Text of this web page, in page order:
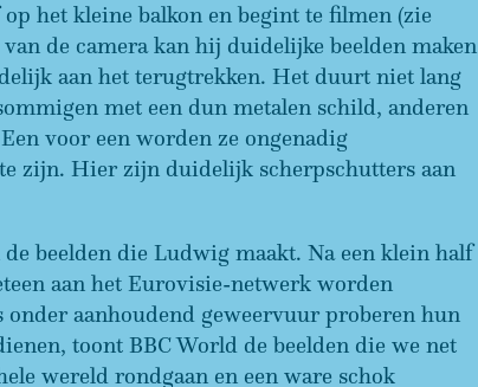
het kleine balkon en begint te filmen (zie
de camera kan hij duidelijke beelden maken
aan het terugtrekken. Het duurt niet lang
met een dun metalen schild, anderen
voor een worden ze ongenadig
zijn. Hier zijn duidelijk scherpschutters aan
beelden die Ludwig maakt. Na een klein half
aan het Eurovisie-netwerk worden
onder aanhoudend geweervuur proberen hun
toont BBC World de beelden die we net
wereld rondgaan en een ware schok